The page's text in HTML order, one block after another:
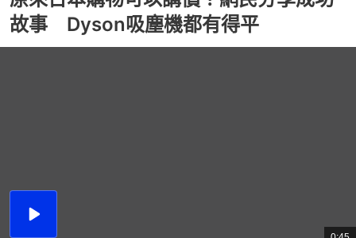
故事 Dyson吸塵機都有得平
播
總